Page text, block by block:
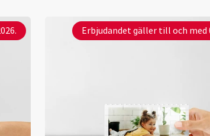
Erbjudandet gäller till och med